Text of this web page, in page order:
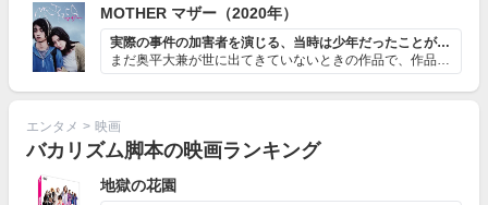
MOTHER マザー（2020年）
実際の事件の加害者を演じる、当時は少年だったことがポイ...
まだ奥平大兼が世に出てきていないときの作品で、作品の内...
エンタメ > 映画
バカリズム脚本の映画ランキング
地獄の花園